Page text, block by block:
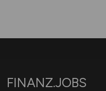
FINANZ.JOBS